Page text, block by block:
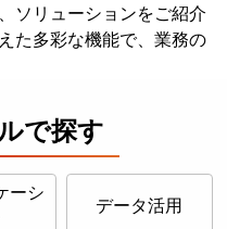
ソリューションをご紹介
た多彩な機能で、業務の
で探す
ーシ
データ活用